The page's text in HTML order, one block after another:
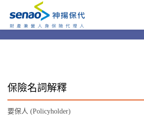
保險名詞解釋
要保人 (Policyholder)